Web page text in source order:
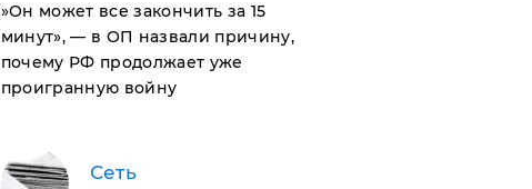
​»Он может все закончить за 15
минут», — в ОП назвали причину,
почему РФ продолжает уже
проигранную войну
Сеть